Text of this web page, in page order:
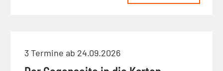
3 Termine ab 24.09.2026